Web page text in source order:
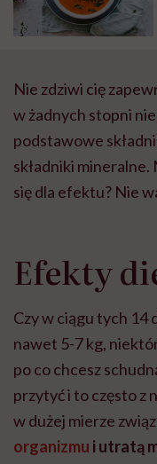
Nie zdziwi cię
w żadnych stopni
podstawowe
składniki
się dla efektu? Nie
Efekty
Czy w ciągu tych 14
nawet 5-7 kg,
po co chcesz
przytyć i to często z
w dużej mierze
organizmu i utratą